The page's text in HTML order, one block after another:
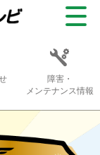
障害・
メンテナンス情報